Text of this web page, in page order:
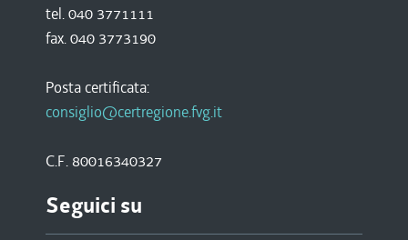
tel. 040 3771111
fax. 040 3773190
Posta certificata:
consiglio@certregione.fvg.it
C.F. 80016340327
Seguici su